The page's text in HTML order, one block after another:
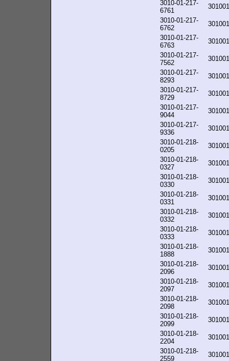
3010-01-217-
6761
3010-01-217-
6762
3010-01-217-
6763
3010-01-217-
7562
3010-01-217-
8293
3010-01-217-
8729
3010-01-217-
9044
3010-01-217-
9336
3010-01-218-
0205
3010-01-218-
0327
3010-01-218-
0330
3010-01-218-
0331
3010-01-218-
0332
3010-01-218-
0333
3010-01-218-
1888
3010-01-218-
2096
3010-01-218-
2097
3010-01-218-
2098
3010-01-218-
2099
3010-01-218-
2204
3010-01-218-
2559